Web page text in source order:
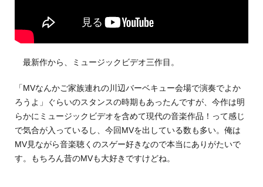
最新作から、ミュージックビデオ三作目。
「MVなんかご家族連れの川辺バーベキュー会場で演奏でよか
ろうよ」ぐらいのスタンスの時期もあったんですが、今作は明
らかにミュージックビデオを含めて現代の音楽作品！って感じ
で気合が入っているし、今回MVを出している数も多い。俺は
MV見ながら音楽聴くのスゲー好きなので本当にありがたいで
す。もちろん昔のMVも大好きですけどね。